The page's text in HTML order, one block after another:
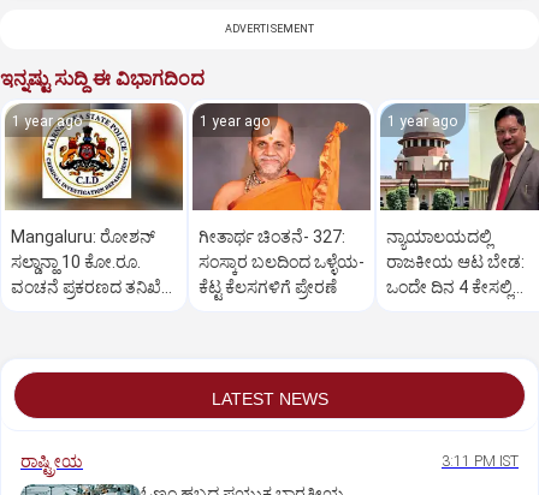
ADVERTISEMENT
ಇನ್ನಷ್ಟು ಸುದ್ದಿ ಈ ವಿಭಾಗದಿಂದ
1 year ago
Mangaluru: ರೋಶನ್‌
ಸಲ್ಡಾನ್ಹಾ 10 ಕೋ.ರೂ.
ವಂಚನೆ ಪ್ರಕರಣದ ತನಿಖೆ
1 year ago
ಗೀತಾರ್ಥ ಚಿಂತನೆ- 327:
ಸಂಸ್ಕಾರ ಬಲದಿಂದ ಒಳ್ಳೆಯ-
ಕೆಟ್ಟ ಕೆಲಸಗಳಿಗೆ ಪ್ರೇರಣೆ
1 year ago
ನ್ಯಾಯಾಲಯದಲ್ಲಿ
ರಾಜಕೀಯ ಆಟ ಬೇಡ:
ಒಂದೇ ದಿನ 4 ಕೇಸಲ್ಲಿ
LATEST NEWS
ರಾಷ್ಟ್ರೀಯ 3:11 PM IST